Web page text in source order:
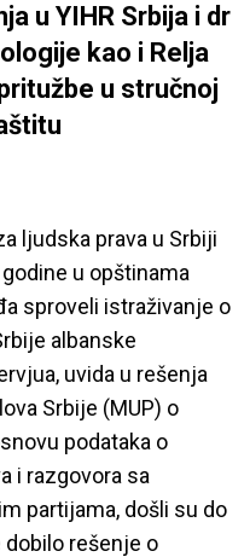
u YIHR Srbija i dr
kao i Relja
u stručnoj
ljudska prava u Srbiji
u opštinama
sproveli istraživanje o
albanske
uvida u rešenja
Srbije (MUP) o
podataka o
i razgovora sa
partijama, došli su do
dobilo rešenje o